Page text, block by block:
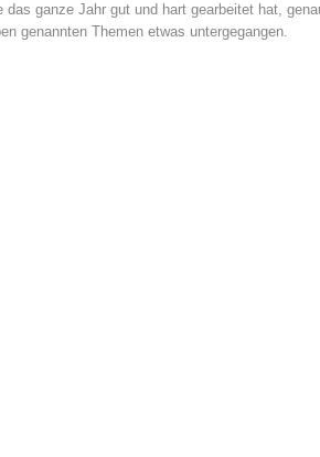
ganze Jahr gut und hart gearbeitet hat,
genannten Themen etwas untergegangen.